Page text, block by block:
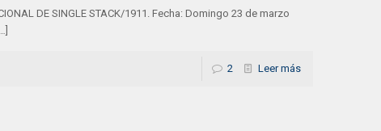
DE SINGLE STACK/1911. Fecha: Domingo 23 de marzo
2 Leer más